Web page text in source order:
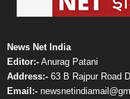
News Net India
Editor:- Anurag Patani
Address:- 63 B Rajpur Road
Email:-